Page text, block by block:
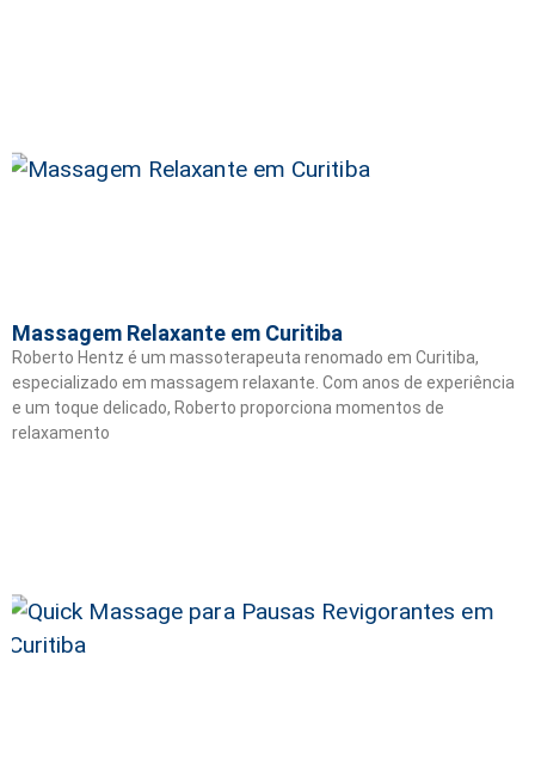
Massagem Relaxante em Curitiba
Roberto Hentz é um massoterapeuta renomado em Curitiba,
especializado em massagem relaxante. Com anos de experiência
e um toque delicado, Roberto proporciona momentos de
relaxamento